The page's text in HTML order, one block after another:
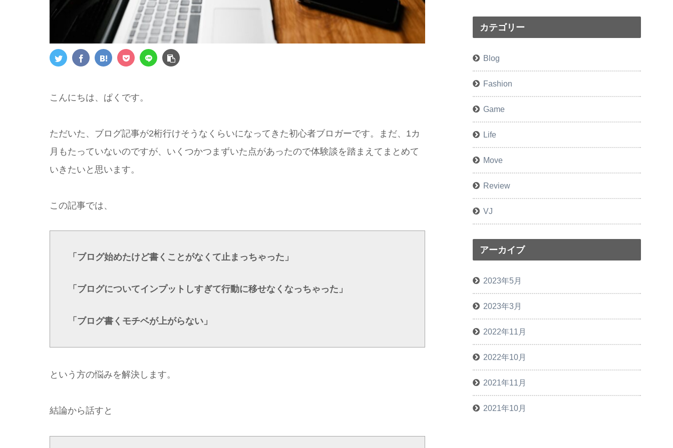
こんにちは、ぱくです。
ただいた、ブログ記事が2桁行けそうなくらいになってきた初心者ブロガーです。まだ、1カ
月もたっていないのですが、いくつかつまずいた点があったので体験談を踏まえてまとめて
いきたいと思います。
この記事では、
「ブログ始めたけど書くことがなくて止まっちゃった」
「ブログについてインプットしすぎて行動に移せなくなっちゃった」
「ブログ書くモチベが上がらない」
という方の悩みを解決します。
結論から話すと
カテゴリー
Blog
Fashion
Game
Life
Move
Review
VJ
アーカイブ
2023年5月
2023年3月
2022年11月
2022年10月
2021年11月
2021年10月